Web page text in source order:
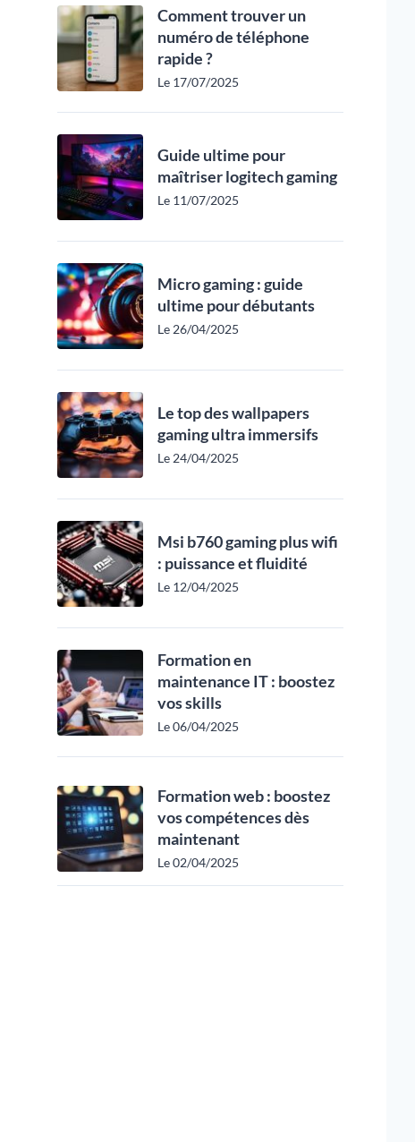
Comment trouver un
numéro de téléphone
rapide ?
Le 17/07/2025
Guide ultime pour
maîtriser logitech gaming
Le 11/07/2025
Micro gaming : guide
ultime pour débutants
Le 26/04/2025
Le top des wallpapers
gaming ultra immersifs
Le 24/04/2025
Msi b760 gaming plus wifi
: puissance et fluidité
Le 12/04/2025
Formation en
maintenance IT : boostez
vos skills
Le 06/04/2025
Formation web : boostez
vos compétences dès
maintenant
Le 02/04/2025